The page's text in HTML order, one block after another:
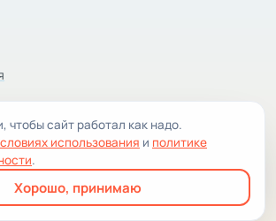
чтобы сайт работал как надо.
использования и политике
.
Хорошо, принимаю